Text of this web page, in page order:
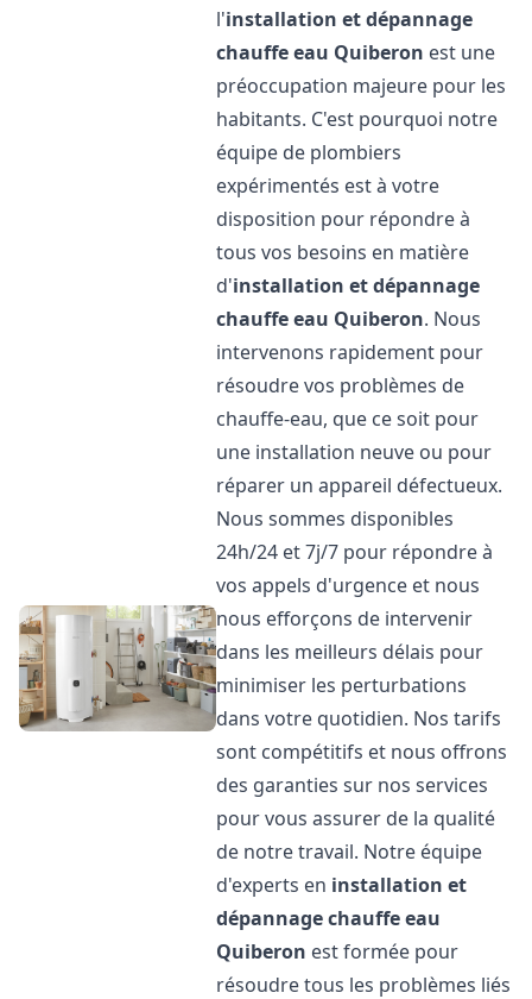
l'installation et dépannage
chauffe eau Quiberon est une
préoccupation majeure pour les
habitants. C'est pourquoi notre
équipe de plombiers
expérimentés est à votre
disposition pour répondre à
tous vos besoins en matière
d'installation et dépannage
chauffe eau Quiberon. Nous
intervenons rapidement pour
résoudre vos problèmes de
chauffe-eau, que ce soit pour
une installation neuve ou pour
réparer un appareil défectueux.
Nous sommes disponibles
24h/24 et 7j/7 pour répondre à
vos appels d'urgence et nous
nous efforçons de intervenir
dans les meilleurs délais pour
minimiser les perturbations
dans votre quotidien. Nos tarifs
sont compétitifs et nous offrons
des garanties sur nos services
pour vous assurer de la qualité
de notre travail. Notre équipe
d'experts en installation et
dépannage chauffe eau
Quiberon est formée pour
résoudre tous les problèmes liés